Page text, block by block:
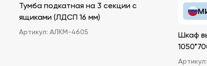
Тумба подкатная на 3 секции с
ящиками (ЛДСП 16 мм)
Артикул: АЛКМ-4605
Шкаф
Артикул: